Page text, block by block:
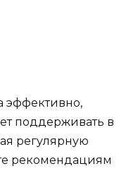
эффективно,
поддерживать в
регулярную
рекомендациям